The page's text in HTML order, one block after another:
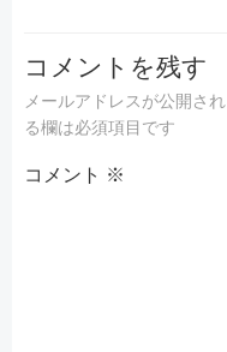
ビ
ゲ
ー
コメントを残す
メールアドレスが公開さ
る欄は必須項目です
コメント ※